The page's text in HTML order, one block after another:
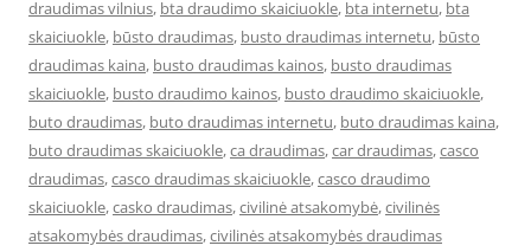
draudimas vilnius, bta draudimo skaiciuokle, bta internetu, bta
skaiciuokle, būsto draudimas, busto draudimas internetu, būsto
draudimas kaina, busto draudimas kainos, busto draudimas
skaiciuokle, busto draudimo kainos, busto draudimo skaiciuokle,
buto draudimas, buto draudimas internetu, buto draudimas kaina,
buto draudimas skaiciuokle,ca draudimas,car draudimas,casco
draudimas,casco draudimas skaiciuokle,casco draudimo
skaiciuokle,casko draudimas,civilinė atsakomybė,civilinės
atsakomybės draudimas,civilinės atsakomybės draudimas